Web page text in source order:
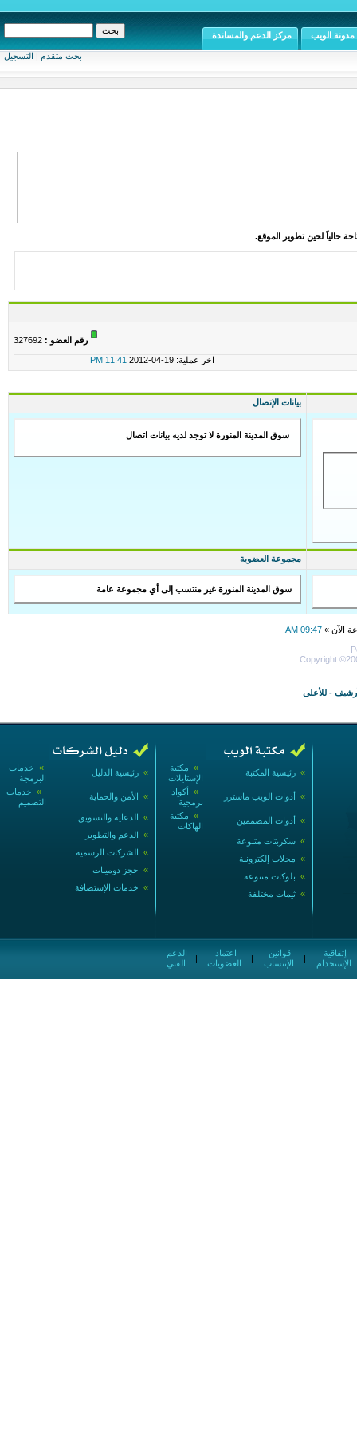
بحث متقدم | التسجيل
مدونة الويب مركز الدعم والمساندة
حالياً لحين تطوير الموقع.
رقم العضو :
اخر عملية: 19-04-2012 11:41 PM
بيانات الإتصال
سوق المدينة المنورة لا توجد لديه بيانات اتصال
مجموعة العضوية
سوق المدينة المنورة غير منتسب إلى أي مجموعة عامة
الآن » 09:47 AM
Copyright
- للأعلى
» خدمات
البرمجة
» رئيسية الدليل
» خدمات
التصميم
» الأمن والحماية
» الدعاية والتسويق
» الدعم والتطوير
» الشركات الرسمية
» حجز دومينات
» خدمات الإستضافة
» مكتبة
الإستايلات
» رئيسية المكتبة
» أكواد
برمجية
» أدوات الويب ماسترز
» مكتبة
الهاكات
» أدوات المصممين
» سكربتات متنوعة
» مجلات إلكترونية
» بلوكات متنوعة
» ثيمات مختلفة
الفني
|
العضويات
|
الإنتساب
|
الإستخدام